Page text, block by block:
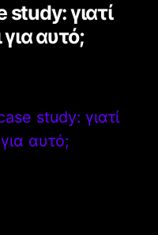
study: γιατί
αυτό;
study: γιατί
αυτό;